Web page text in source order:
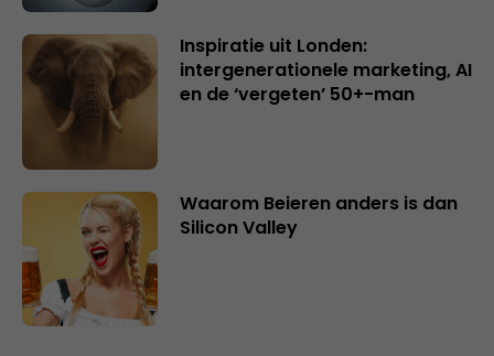
Inspiratie uit Londen:
intergenerationele marketing, AI
en de ‘vergeten’ 50+-man
Waarom Beieren anders is dan
Silicon Valley